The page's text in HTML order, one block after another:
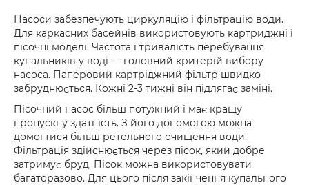
Насоси забезпечують циркуляцію і фільтрацію води.
Для каркасних басейнів використовують картриджні і
пісочні моделі. Частота і тривалість перебування
купальників у воді — головний критерій вибору
насоса. Паперовий картріджний фільтр швидко
забруднюється. Кожні 2-3 тижні він підлягає заміні.
Пісочний насос більш потужний і має кращу
пропускну здатність. З його допомогою можна
домогтися більш ретельного очищення води.
Фільтрація здійснюється через пісок, який добре
затримує бруд. Пісок можна використовувати
багаторазово. Для цього після закінчення купального